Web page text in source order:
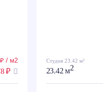
/ м2
₽
Студия 23.42 м²
23.42 м2